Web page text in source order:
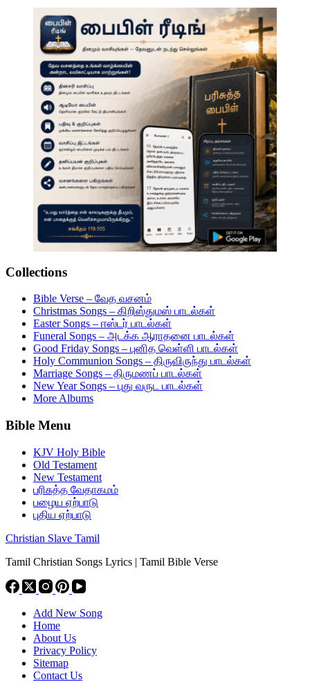
Collections
Bible Verse – வேத வசனம்
Christmas Songs – கிறிஸ்துமஸ் பாடல்கள்
Easter Songs – ஈஸ்டர் பாடல்கள்
Funeral Songs – அடக்க ஆராதனை பாடல்கள்
Good Friday Songs – புனித வெள்ளி பாடல்கள்
Holy Communion Songs – திருவிருந்து பாடல்கள்
Marriage Songs – திருமணப் பாடல்கள்
New Year Songs – புது வருட பாடல்கள்
More Albums
Bible Menu
KJV Holy Bible
Old Testament
New Testament
பரிசுத்த வேதாகமம்
பழைய ஏற்பாடு
புதிய ஏற்பாடு
Christian Slave Tamil
Tamil Christian Songs Lyrics | Tamil Bible Verse
Add New Song
Home
About Us
Privacy Policy
Sitemap
Contact Us